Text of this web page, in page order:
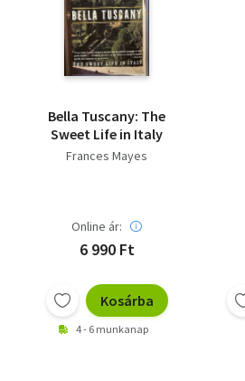
Bella Tuscany: The
Sweet Life in Italy
Frances Mayes
Online ár:
6 990 Ft
Kosárba
4 - 6 munkanap